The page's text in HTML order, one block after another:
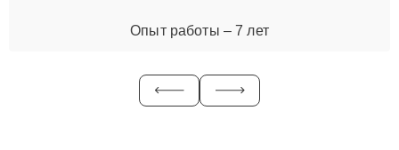
Опыт работы – 7 лет